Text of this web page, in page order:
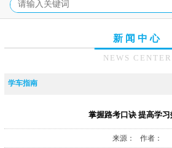
新闻中心
NEWS CENTER
学车指南
掌握路考口诀 提高学习
来源： 作者：